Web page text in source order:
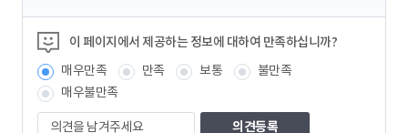
츠
정
보
책
임
자
이 페이지에서 제공하는 정보에 대하여 만족하십니까?
매우만족
만족 보통
불만족
매우불만족
의